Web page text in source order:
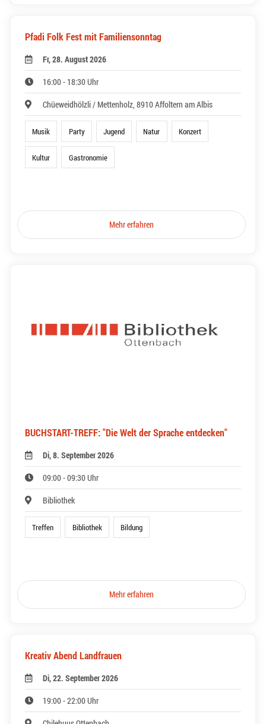
Pfadi Folk Fest mit Familiensonntag
Fr, 28. August 2026
16:00 - 18:30 Uhr
Chüeweidhölzli / Mettenholz, 8910 Affoltern am Albis
Musik Party Jugend Natur Konzert
Kultur Gastronomie
Mehr erfahren
BUCHSTART-TREFF: "Die Welt der Sprache entdecken"
Di, 8. September 2026
09:00 - 09:30 Uhr
Bibliothek
Treffen Bibliothek Bildung
Mehr erfahren
Kreativ Abend Landfrauen
Di, 22. September 2026
19:00 - 22:00 Uhr